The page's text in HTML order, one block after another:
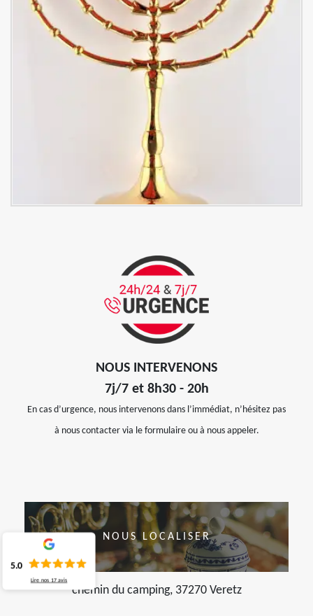
NOUS INTERVENONS
7j/7 et 8h30 - 20h
En cas d’urgence, nous intervenons dans l’immédiat, n’hésitez pas
à nous contacter via le formulaire ou à nous appeler.
NOUS LOCALISER
chemin du camping, 37270 Veretz
5.0
Lire nos 17 avis